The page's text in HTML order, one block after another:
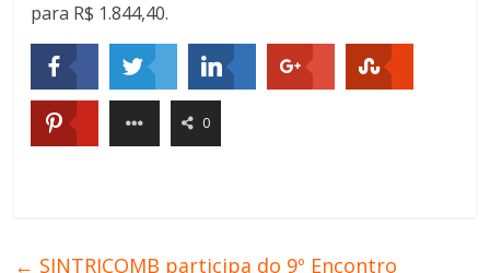
para R$ 1.844,40.
0
← SINTRICOMB participa do 9º Encontro